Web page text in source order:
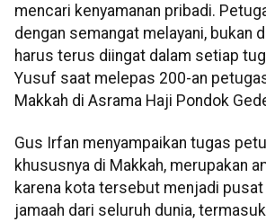
mencari kenyamanan pribadi.
dengan semangat melayani, bukan
harus terus diingat dalam setiap
Yusuf saat melepas 200-an
Makkah di Asrama Haji Pondok
Gus Irfan menyampaikan tugas
khususnya di Makkah, merupakan
karena kota tersebut menjadi
jamaah dari seluruh dunia,